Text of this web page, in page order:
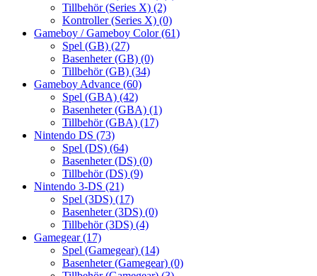
Tillbehör (Series X) (2)
Kontroller (Series X) (0)
Gameboy / Gameboy Color(61)
Spel (GB) (27)
Basenheter (GB) (0)
Tillbehör (GB) (34)
Gameboy Advance (60)
Spel (GBA) (42)
Basenheter (GBA) (1)
Tillbehör (GBA) (17)
Nintendo DS (73)
Spel (DS) (64)
Basenheter (DS) (0)
Tillbehör (DS) (9)
Nintendo 3-DS (21)
Spel (3DS) (17)
Basenheter (3DS) (0)
Tillbehör (3DS) (4)
Gamegear(17)
Spel (Gamegear) (14)
Basenheter (Gamegear) (0)